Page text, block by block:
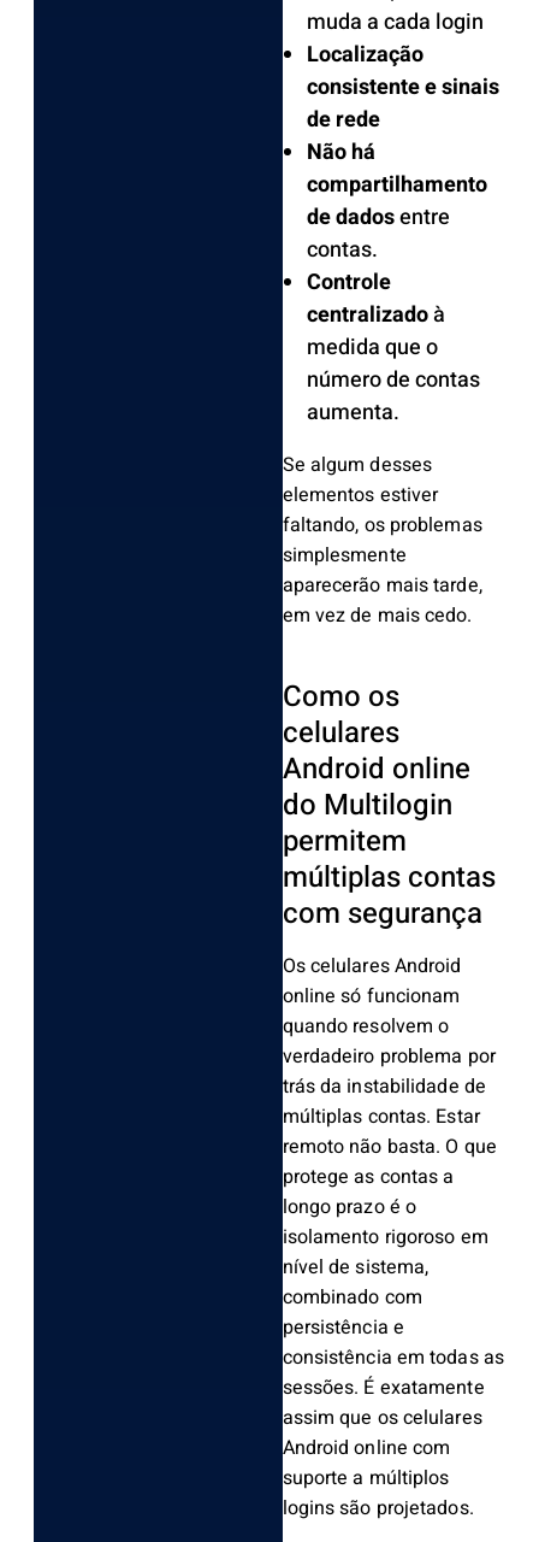
muda a cada login
Localização
consistente e sinais
de rede
Não há
compartilhamento
de dadosentre
contas.
Controle
centralizadoà
medida que o
número de contas
aumenta.
Se algum desses
elementos estiver
faltando, os problemas
simplesmente
aparecerão mais tarde,
em vez de mais cedo.
Como os
celulares
Android online
do Multilogin
permitem
múltiplas contas
com segurança
Os celulares Android
online só funcionam
quando resolvem o
verdadeiro problema por
trás da instabilidade de
múltiplas contas. Estar
remoto não basta. O que
protege as contas a
longo prazo é o
isolamento rigoroso em
nível de sistema,
combinado com
persistência e
consistência em todas as
sessões. É exatamente
assim que os celulares
Android online com
suporte a múltiplos
logins são projetados.